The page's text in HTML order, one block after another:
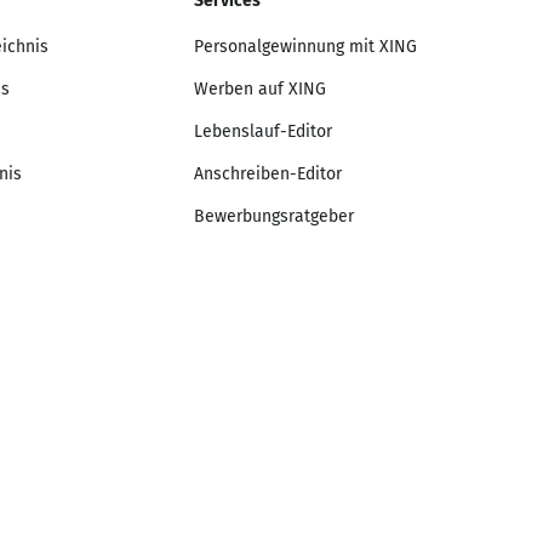
Personalgewinnung mit XING
Werben auf XING
Lebenslauf-Editor
Anschreiben-Editor
Bewerbungsratgeber